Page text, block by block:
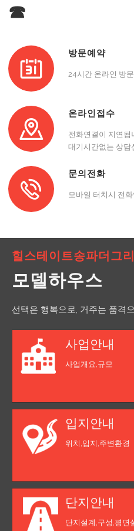
☎
방문예약
24시간 온라인 방
온라인접수
전화연결이 지연됩
대기시간없는 상담
문의전화
모바일 터치시 전화
힐스테이트송파더그
모델하우스
선택은 행복으로, 거주는 품격
사업안내
사업개요,규모
입지안내
위치,입지,주변환경
단지안내
단지설계,구성,평면